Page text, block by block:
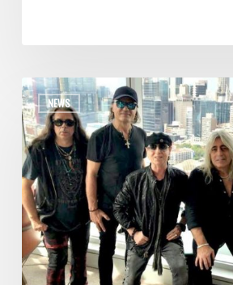
NEWS